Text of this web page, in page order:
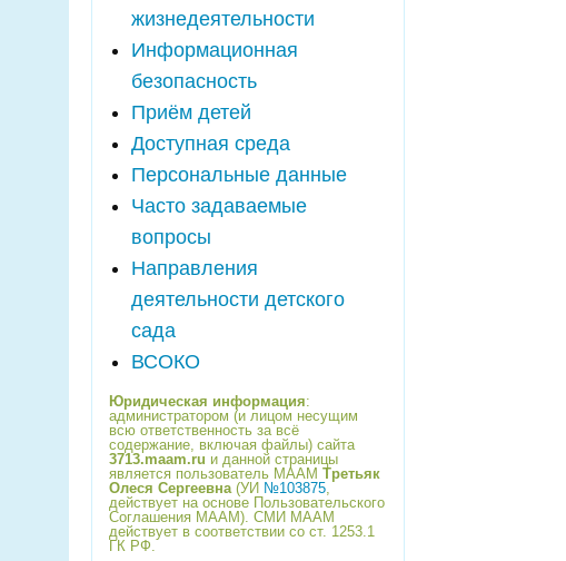
жизнедеятельности
Информационная
безопасность
Приём детей
Доступная среда
Персональные данные
Часто задаваемые
вопросы
Направления
деятельности детского
сада
ВСОКО
Юридическая информация:
администратором (и лицом несущим
всю ответственность за всё
содержание, включая файлы) сайта
3713.maam.ru и данной страницы
является пользователь МААМ Третьяк
Олеся Сергеевна(УИ №103875,
действует на основе Пользовательского
Соглашения МААМ). СМИ МААМ
действует в соответствии со ст. 1253.1
ГК РФ.